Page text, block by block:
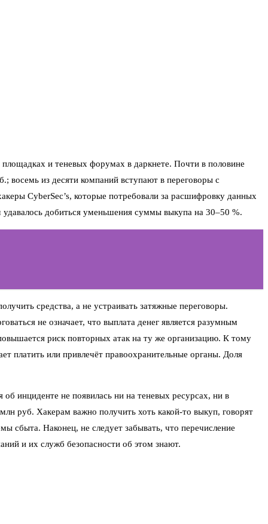
и теневых форумах в даркнете. Почти в половине
восемь из десяти компаний вступают в переговоры с
CyberSec’s, которые потребовали за расшифровку данных
добиться уменьшения суммы выкупа на 30–50 %.
средства, а не устраивать затяжные переговоры.
не означает, что выплата денег является разумным
риск повторных атак на ту же организацию. К тому
платить или привлечёт правоохранительные органы. Доля
инциденте не появилась ни на теневых ресурсах, ни в
руб. Хакерам важно получить хоть какой-то выкуп, говорят
сбыта. Наконец, не следует забывать, что перечисление
и их служб безопасности об этом знают.